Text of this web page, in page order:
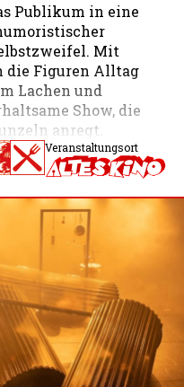
Publikum in eine
Mit
die Figuren Alltag
Lachen und
Show, die
anregt.
Veranstaltungsort